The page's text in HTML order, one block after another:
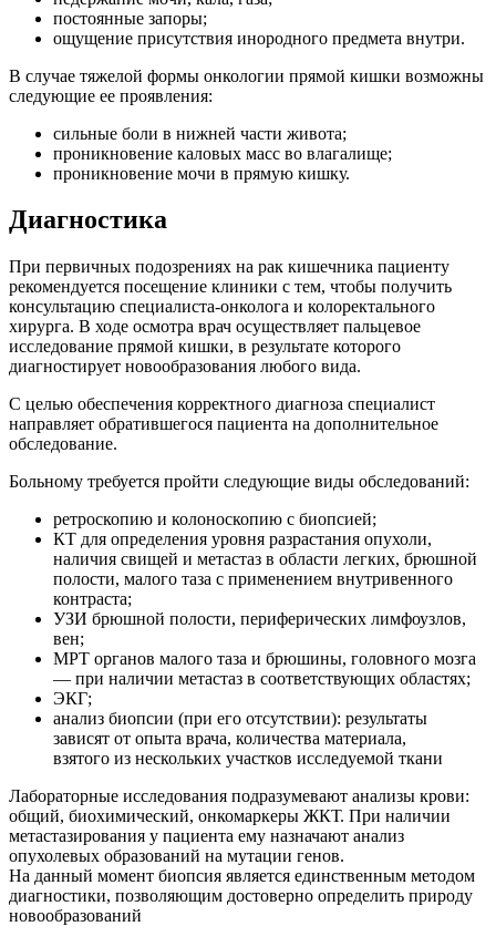
постоянные запоры;
ощущение присутствия инородного предмета внутри.
В случае тяжелой формы онкологии прямой кишки возможны
следующие ее проявления:
сильные боли в нижней части живота;
проникновение каловых масс во влагалище;
проникновение мочи в прямую кишку.
Диагностика
При первичных подозрениях на рак кишечника пациенту
рекомендуется посещение клиники с тем, чтобы получить
консультацию специалиста-онколога и колоректального
хирурга. В ходе осмотра врач осуществляет пальцевое
исследование прямой кишки, в результате которого
диагностирует новообразования любого вида.
С целью обеспечения корректного диагноза специалист
направляет обратившегося пациента на дополнительное
обследование.
Больному требуется пройти следующие виды обследований:
ретроскопию и колоноскопию с биопсией;
КТ для определения уровня разрастания опухоли,
наличия свищей и метастаз в области легких, брюшной
полости, малого таза с применением внутривенного
контраста;
УЗИ брюшной полости, периферических лимфоузлов,
вен;
МРТ органов малого таза и брюшины, головного мозга
— при наличии метастаз в соответствующих областях;
ЭКГ;
анализ биопсии (при его отсутствии): результаты
зависят от опыта врача, количества материала,
взятого из нескольких участков исследуемой ткани
Лабораторные исследования подразумевают анализы крови:
общий, биохимический, онкомаркеры ЖКТ. При наличии
метастазирования у пациента ему назначают анализ
опухолевых образований на мутации генов.
На данный момент биопсия является единственным методом
диагностики, позволяющим достоверно определить природу
новообразований